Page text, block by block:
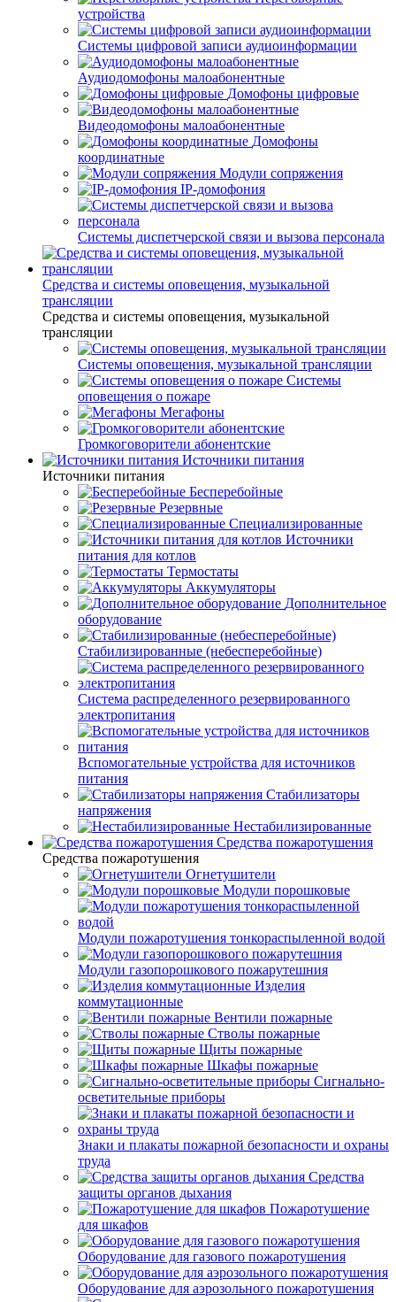
устройства
Системы цифровой записи аудиоинформации
Аудиодомофоны малоабонентные
Домофоны цифровые
Видеодомофоны малоабонентные
Домофоны
координатные
Модули сопряжения
IP-домофония
Системы диспетчерской связи и вызова персонала
Средства и системы оповещения, музыкальной
трансляции
Средства и системы оповещения, музыкальной
трансляции
Системы оповещения, музыкальной трансляции
Системы
оповещения о пожаре
Мегафоны
Громкоговорители абонентские
Источники питания
Источники питания
Бесперебойные
Резервные
Специализированные
Источники
питания для котлов
Термостаты
Аккумуляторы
Дополнительное
оборудование
Стабилизированные (небесперебойные)
Система распределенного резервированного
электропитания
Вспомогательные устройства для источников
питания
Стабилизаторы
напряжения
Нестабилизированные
Средства пожаротушения
Средства пожаротушения
Огнетушители
Модули порошковые
Модули пожаротушения тонкораспыленной водой
Модули газопорошкового пожарутешния
Изделия
коммутационные
Вентили пожарные
Стволы пожарные
Щиты пожарные
Шкафы пожарные
Сигнально-
осветительные приборы
Знаки и плакаты пожарной безопасности и охраны
труда
Средства
защиты органов дыхания
Пожаротушение
для шкафов
Оборудование для газового пожаротушения
Оборудование для аэрозольного пожаротушения